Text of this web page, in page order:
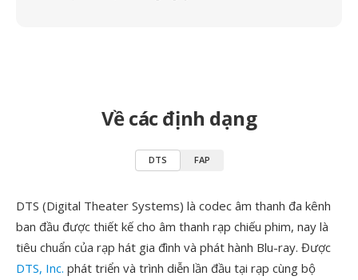
Về các định dạng
DTS FAP
DTS (Digital Theater Systems) là codec âm thanh đa kênh
ban đầu được thiết kế cho âm thanh rạp chiếu phim, nay là
tiêu chuẩn của rạp hát gia đình và phát hành Blu-ray. Được
DTS, Inc. phát triển và trình diễn lần đầu tại rạp cùng bộ